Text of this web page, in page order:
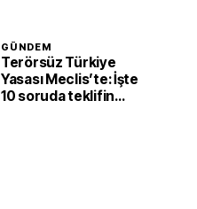
GÜNDEM
Terörsüz Türkiye
Yasası Meclis’te: İşte
10 soruda teklifin